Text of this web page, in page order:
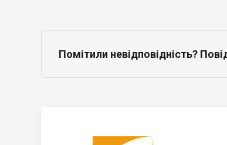
Помітили невідповідність?